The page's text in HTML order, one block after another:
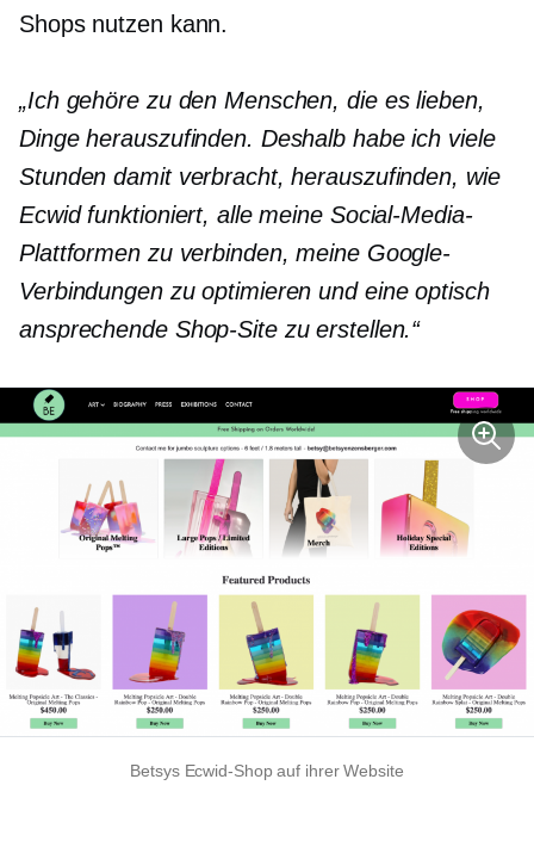
Shops nutzen kann.
„Ich gehöre zu den Menschen, die es lieben,
Dinge herauszufinden. Deshalb habe ich viele
Stunden damit verbracht, herauszufinden, wie
Ecwid funktioniert, alle meine Social-Media-
Plattformen zu verbinden, meine Google-
Verbindungen zu optimieren und eine optisch
ansprechende Shop-Site zu erstellen.“
Betsys Ecwid-Shop auf ihrer Website